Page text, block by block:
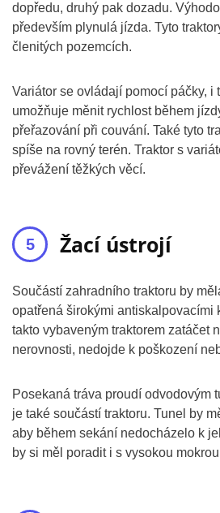
dopředu, druhý pak dozadu.
především plynulá jízda. Tyto
členitých pozemcích.
Variátor se ovládají pomocí páčky, i
umožňuje měnit rychlost během
přeřazování při couvání. Také tyto
spíše na rovný terén. Traktor s
převážení těžkých věcí.
Žací ústrojí
Součástí zahradního traktoru by
opatřená širokými antiskalpovacími
takto vybaveným traktorem zatáčet
nerovnosti, nedojde k poškození
Posekaná tráva proudí odvodovým
je také součástí traktoru. Tunel by
aby během sekání nedocházelo k
by si měl poradit i s vysokou